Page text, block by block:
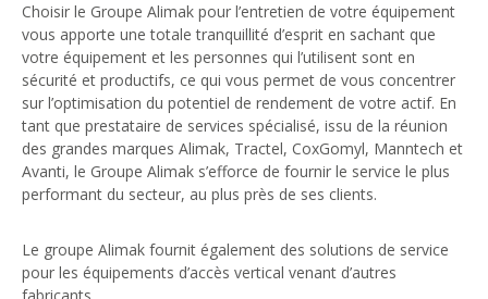
Choisir le Groupe Alimak pour l’entretien de votre équipement
vous apporte une totale tranquillité d’esprit en sachant que
votre équipement et les personnes qui l’utilisent sont en
sécurité et productifs, ce qui vous permet de vous concentrer
sur l’optimisation du potentiel de rendement de votre actif. En
tant que prestataire de services spécialisé, issu de la réunion
des grandes marques Alimak, Tractel, CoxGomyl, Manntech et
Avanti, le Groupe Alimak s’efforce de fournir le service le plus
performant du secteur, au plus près de ses clients.
Le groupe Alimak fournit également des solutions de service
pour les équipements d’accès vertical venant d’autres